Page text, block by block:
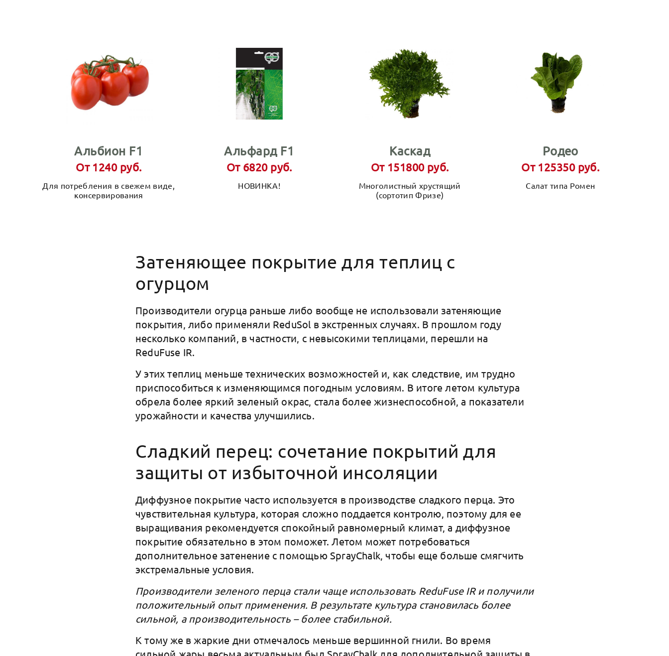
Альбион F1
От 1240 руб.
Для потребления в свежем виде,
консервирования
Альфард F1
От 6820 руб.
НОВИНКА!
Каскад
От 151800 руб.
Многолистный хрустящий
(сортотип Фризе)
Родео
От 125350 руб.
Салат типа Ромен
Затеняющее покрытие для теплиц с
огурцом
Производители огурца раньше либо вообще не использовали затеняющие
покрытия, либо применяли ReduSol в экстренных случаях. В прошлом году
несколько компаний, в частности, с невысокими теплицами, перешли на
ReduFuse IR.
У этих теплиц меньше технических возможностей и, как следствие, им трудно
приспособиться к изменяющимся погодным условиям. В итоге летом культура
обрела более яркий зеленый окрас, стала более жизнеспособной, а показатели
урожайности и качества улучшились.
Сладкий перец: сочетание покрытий для
защиты от избыточной инсоляции
Диффузное покрытие часто используется в производстве сладкого перца. Это
чувствительная культура, которая сложно поддается контролю, поэтому для ее
выращивания рекомендуется спокойный равномерный климат, а диффузное
покрытие обязательно в этом поможет. Летом может потребоваться
дополнительное затенение с помощью SprayChalk, чтобы еще больше смягчить
экстремальные условия.
Производители зеленого перца стали чаще использовать ReduFuse IR и получили
положительный опыт применения. В результате культура становилась более
сильной, а производительность – более стабильной.
К тому же в жаркие дни отмечалось меньше вершинной гнили. Во время